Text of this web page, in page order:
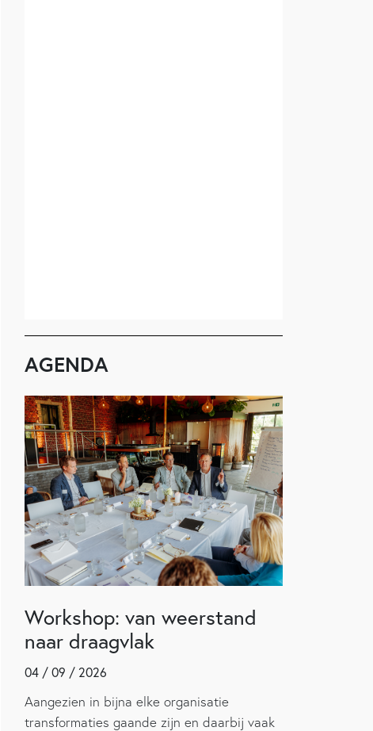
AGENDA
Workshop: van weerstand
naar draagvlak
04 / 09 / 2026
Aangezien in bijna elke organisatie
transformaties gaande zijn en daarbij vaak